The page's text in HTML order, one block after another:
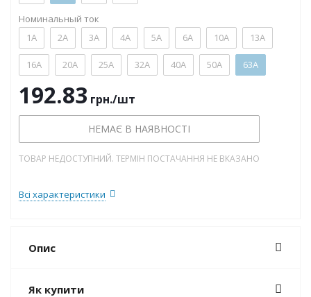
Номинальный ток
1А
2А 3А 4А 5А 6А 10А 13А
16А 20А 25А 32А 40А 50А 63А
192.83 грн./шт
НЕМАЄ В НАЯВНОСТІ
ТОВАР НЕДОСТУПНИЙ. ТЕРМІН ПОСТАЧАННЯ НЕ ВКАЗАНО
Всі характеристики
Опис
Як купити